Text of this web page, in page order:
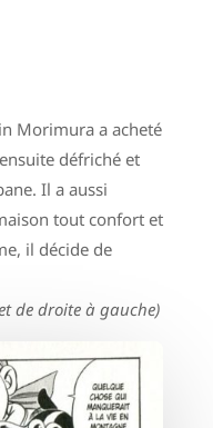
Morimura a acheté
défriché et
Il a aussi
tout confort et
il décide de
de droite à gauche)